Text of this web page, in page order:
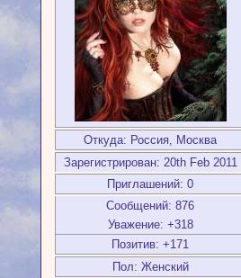
Откуда: Россия, Москва
Зарегистрирован: 20th Feb 2011
Приглашений: 0
Сообщений: 876
Уважение: +318
Позитив: +171
Пол: Женский